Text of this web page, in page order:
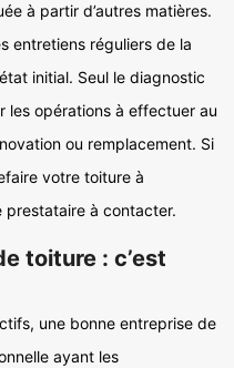
à partir d’autres matières.
entretiens réguliers de la
initial. Seul le diagnostic
les opérations à effectuer au
ou remplacement. Si
votre toiture à
prestataire à contacter.
toiture : c’est
une bonne entreprise de
ayant les